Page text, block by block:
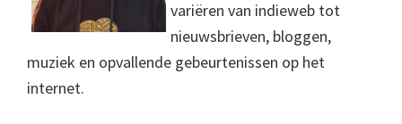
variëren van indieweb tot
nieuwsbrieven, bloggen,
muziek en opvallende gebeurtenissen op het
internet.